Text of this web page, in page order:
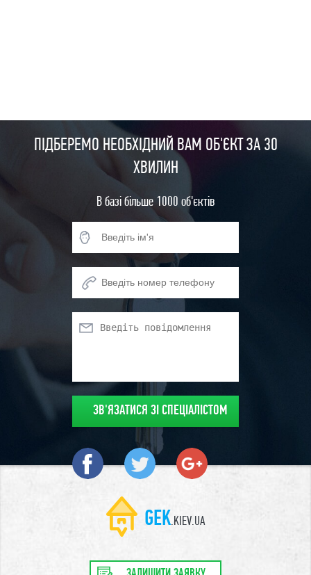
ПІДБЕРЕМО НЕОБХІДНИЙ ВАМ ОБ'ЄКТ ЗА 30
ХВИЛИН
В базі більше 1000 об'єктів
GEK.KIEV.UA